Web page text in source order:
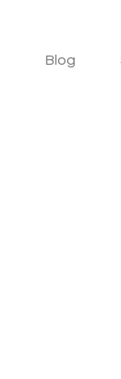
Blog